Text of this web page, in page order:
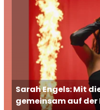
Sarah Engels: Mit
gemeinsam auf der